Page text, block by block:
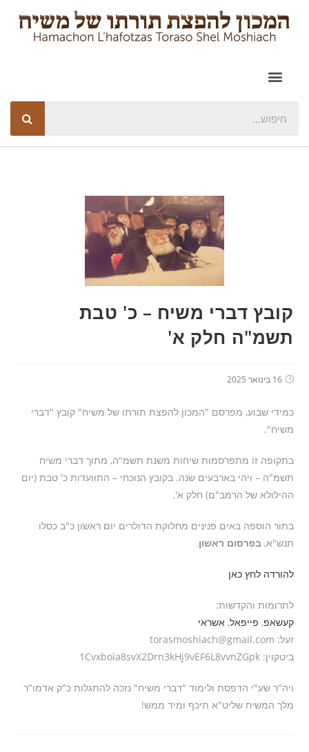
קובץ דברי משיח – כ' טבת
תשמ"ה חלק א'
16 בינואר 2025
כמידי שבוע, מפרסם "המכון להפצת תורתו של משיח" קובץ "דברי
משיח".
בתקופה זו מתפרסמות שיחות משנת תשמ"ה, מתוך דברי משיח
תשמ"ה – ויהי בארבעים שנה. בקובץ הנוכחי – התוועדות כ' טבת (יום
ההילולא של הרמב"ם) חלק א'.
בתור הוספה באים פנינים מחלוקת הדולרים יום ראשון כ"ב כסלו
תנש"א,בפרסום ראשון.
להורדה לחץ כאן
לתרומות והקדשות:
קעשאפ, פייפאל, אשראי
זעל: torasmoshiach@gmail.com
ביטקוין: 1Cvxboia8svX2Drn3kHj9vEF6L8vvnZGpk
ויה"ר שע"י הדפסת ולימוד "דברי משיח" נזכה להתגלות כ"ק אדמו"ר
מלך המשיח שליט"א תיכף ומיד ממש!